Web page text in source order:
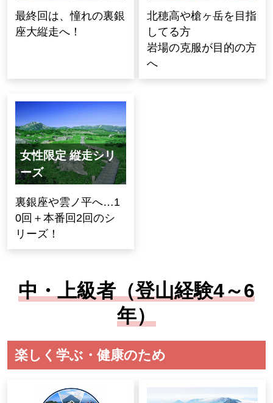
最終回は、憧れの裏銀
座大縦走へ！
北穂高や槍ヶ岳を目指
してる方
岩場の克服が目的の方
へ
女性限定 縦走シリ
ーズ
裏銀座や雲ノ平へ…1
0回＋本番回2回のシ
リーズ！
中・上級者（登山経験4～6
年）
楽しく学ぶ・健康のため